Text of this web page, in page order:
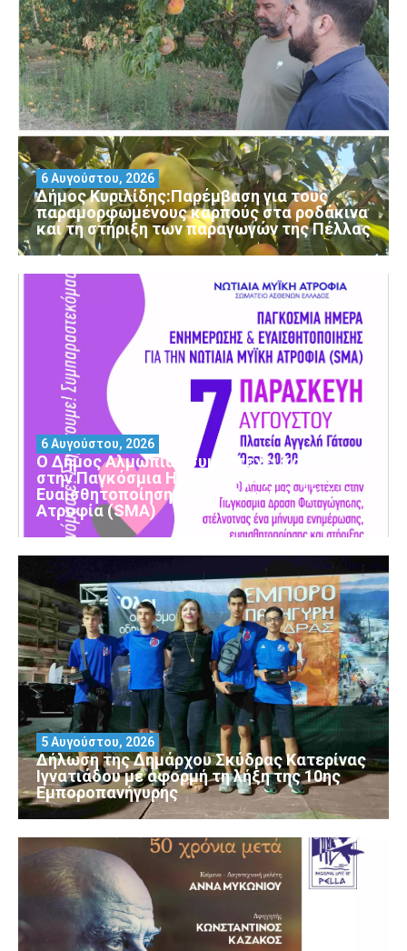
Δήμος Κυριλίδης:Παρέμβαση για τους
παραμορφωμένους καρπούς στα ροδάκινα
και τη στήριξη των παραγωγών της Πέλλας
6 Αυγούστου, 2026
Ο Δήμος Αλμωπίας συμμετέχει και φέτος
στην Παγκόσμια Ημέρα Ενημέρωσης και
Ευαισθητοποίησης για τη Νωτιαία Μυϊκή
Ατροφία (SMA)
6 Αυγούστου, 2026
Δήλωση της Δημάρχου Σκύδρας Κατερίνας
Ιγνατιάδου με αφορμή τη λήξη της 10ης
Εμποροπανήγυρης
5 Αυγούστου, 2026